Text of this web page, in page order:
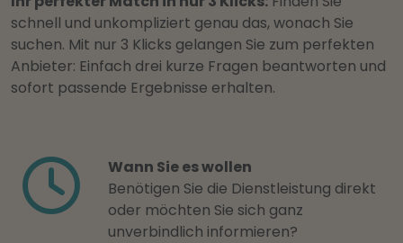
schnell und unkompliziert genau das, wonach Sie
suchen. Mit nur 3 Klicks gelangen Sie zum perfekten
Anbieter: Einfach drei kurze Fragen beantworten und
sofort passende Ergebnisse erhalten.
Wann Sie es wollen
Benötigen Sie die Dienstleistung direkt
oder möchten Sie sich ganz
unverbindlich informieren?